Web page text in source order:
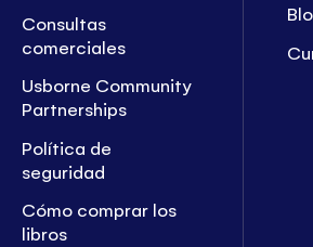
Consultas
comerciales
Usborne Community
Partnerships
Política de
seguridad
Cómo comprar los
libros